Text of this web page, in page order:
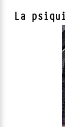
La